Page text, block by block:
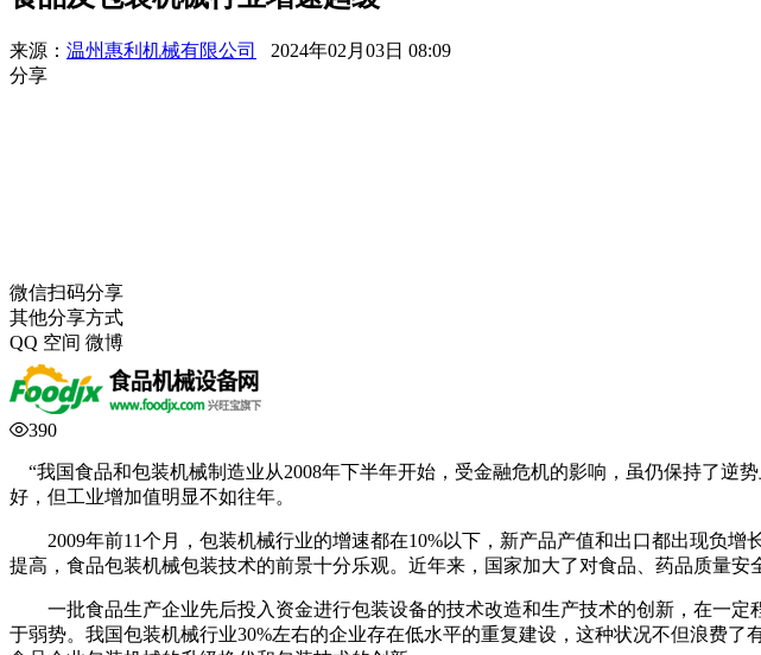
来源： 温州惠利机械有限公司
2024年02月03日 08:09
分享
微信扫码分享
其他分享方式
QQ 空间 微博
390
“我国食品和包装机械制造业从2008年下半年开始，受金融危机的影响，虽仍保持了逆
好，但工业增加值明显不如往年。
2009年前11个月， 包装机械行业的增速都在10%以下，新产品产值和出口都出现负
提高，食品包装机械包装技术的前景十分乐观。近年来，国家加大了对食品、药品质量安
一批食品生产企业先后投入资金进行包装设备的技术改造和生产技术的创新，在一
于弱势。我国包装机械行业30%左右的企业存在低水平的重复建设，这种状况不但浪费了